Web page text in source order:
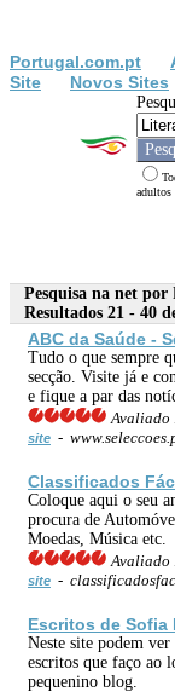
Portugal.com.pt
Site
Novos Sites
adultos
Pesquisa na net por
Resultados 21 - 40
ABC da Saúde -
Tudo o que sempre
secção. Visite já e
e fique a par das
Avaliado
site -
Classificados
Coloque aqui o seu
procura de
Moedas, Música etc.
Avaliado
site -
Escritos de Sofia
Neste site podem ver
escritos que faço ao
pequenino blog.